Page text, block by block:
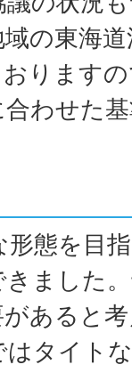
の東海
ります
わせた
形態を目
ました
あると
タイト